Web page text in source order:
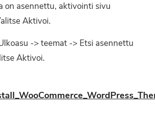
on asennettu, aktivointi sivu
Aktivoi.
-> teemat -> Etsi asennettu
Aktivoi.